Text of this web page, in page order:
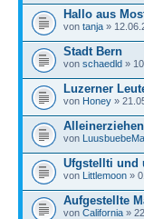
Hallo aus
von tanja »
Stadt Bern
von schaedld »
Luzerner
von Honey »
von
Ufgstellti und
von Littlemoon »
Aufgestellte
von California »